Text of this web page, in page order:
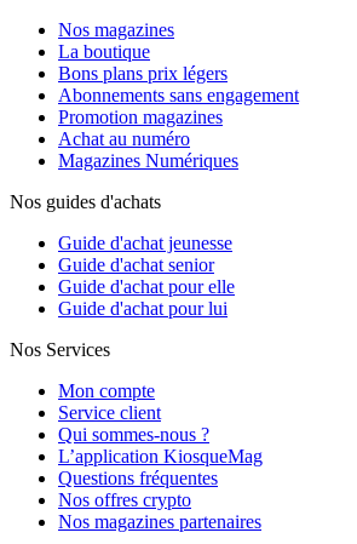
Nos magazines
La boutique
Bons plans prix légers
Abonnements sans engagement
Promotion magazines
Achat au numéro
Magazines Numériques
Nos guides d'achats
Guide d'achat jeunesse
Guide d'achat senior
Guide d'achat pour elle
Guide d'achat pour lui
Nos Services
Mon compte
Service client
Qui sommes-nous ?
L’application KiosqueMag
Questions fréquentes
Nos offres crypto
Nos magazines partenaires